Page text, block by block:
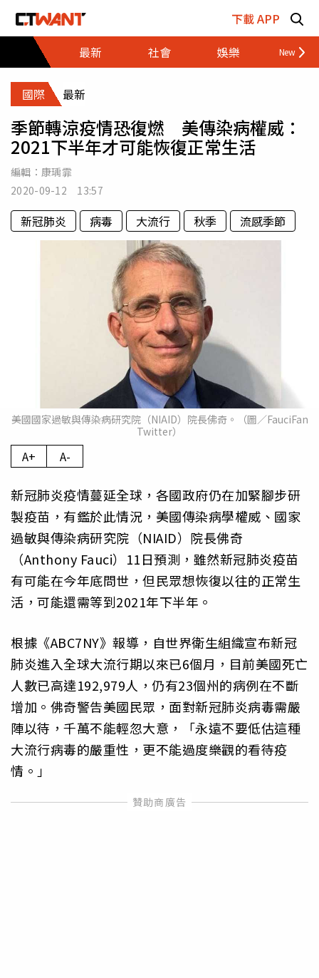
下載 APP
最新
社會 娛樂 財經
國際 最新
季節轉涼疫情恐復燃 美傳染病權威：
2021下半年才可能恢復正常生活
編輯： 康瑀霏
2020-09-12 13:57
新冠肺炎 病毒 大流行 秋季 流感季節
美國國家過敏與傳染病研究院（NIAID）院長佛奇。（圖／FauciFan
Twitter）
A+ A-
新冠肺炎疫情蔓延全球，各國政府仍在加緊腳步研
製疫苗，有鑑於此情況，美國傳染病學權威、國家
過敏與傳染病研究院（NIAID）院長佛奇
（Anthony Fauci）11日預測，雖然新冠肺炎疫苗
有可能在今年底問世，但民眾想恢復以往的正常生
活，可能還需等到2021年下半年。
根據《ABC7NY》報導，自世界衛生組織宣布新冠
肺炎進入全球大流行期以來已6個月，目前美國死亡
人數已高達192,979人，仍有23個州的病例在不斷
增加。佛奇警告美國民眾，面對新冠肺炎病毒需嚴
陣以待，千萬不能輕忽大意，「永遠不要低估這種
大流行病毒的嚴重性，更不能過度樂觀的看待疫
情。」